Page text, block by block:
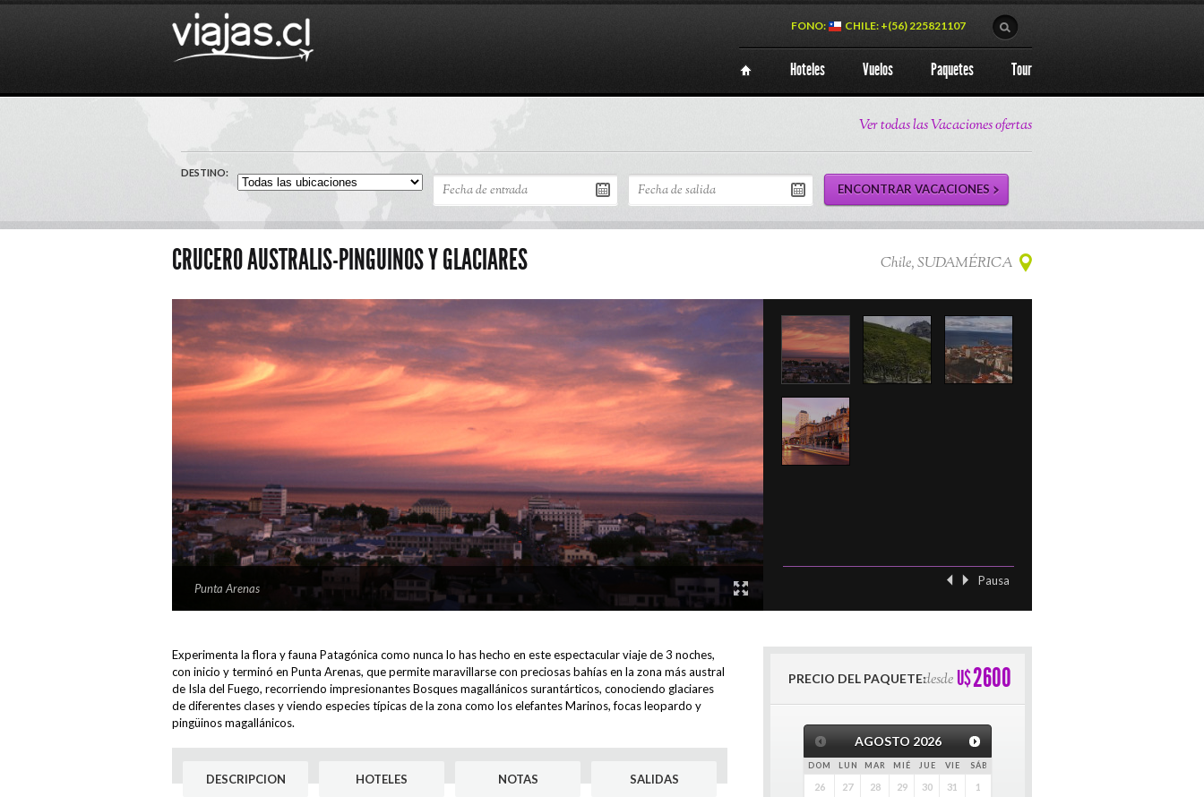
FONO: CHILE: +(56) 225821107
Hoteles Vuelos Paquetes Tour
Ver todas las Vacaciones ofertas
DESTINO:
CRUCERO AUSTRALIS-PINGUINOS Y GLACIARES Chile, SUDAMÉRICA
View Large
Punta Arenas View Large
Flora
Pausa
Experimenta la flora y fauna Patagónica como nunca lo has hecho en este espectacular viaje de 3 noches,
con inicio y terminó en Punta Arenas, que permite maravillarse con preciosas bahías en la zona más austral
de Isla del Fuego, recorriendo impresionantes Bosques magallánicos surantárticos, conociendo glaciares
de diferentes clases y viendo especies típicas de la zona como los elefantes Marinos, focas leopardo y
pingüinos magallánicos.
DESCRIPCION HOTELES NOTAS SALIDAS
PRECIO DEL PAQUETE:desde U$2600
AGOSTO 2026
DOM LUN MAR MIÉ JUE VIE SÁB
26 27 28 29 30 31 1